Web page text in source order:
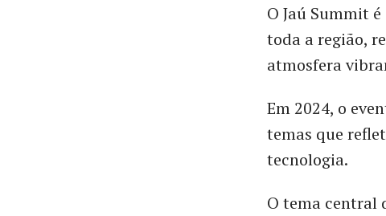
O Jaú Summit
toda a região,
atmosfera
Em 2024, o
temas que
tecnologia.
O tema central